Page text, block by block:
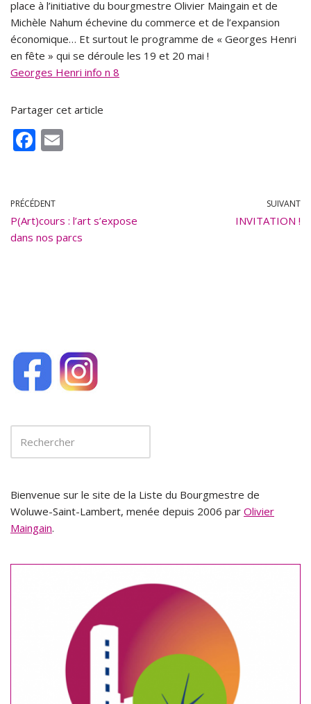
place à l’initiative du bourgmestre Olivier Maingain et de
Michèle Nahum échevine du commerce et de l’expansion
économique… Et surtout le programme de « Georges Henri
en fête » qui se déroule les 19 et 20 mai !
Georges Henri info n 8
Partager cet article
F
b
o
o
PRÉCÉDENT
P(Art)cours : l’art s’expose
dans nos parcs
SUIVANT
INVITATION !
Bienvenue sur le site de la Liste du Bourgmestre de
Woluwe-Saint-Lambert, menée depuis 2006 par Olivier
Maingain.